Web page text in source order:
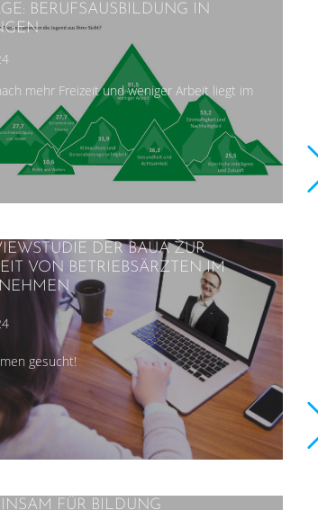
BERUFSAUSBILDUNG IN
mehr Freizeit und weniger Arbeit liegt im
DER BAUA ZUR
VON BETRIEBSÄRZTEN IM
gesucht!
FÜR BILDUNG